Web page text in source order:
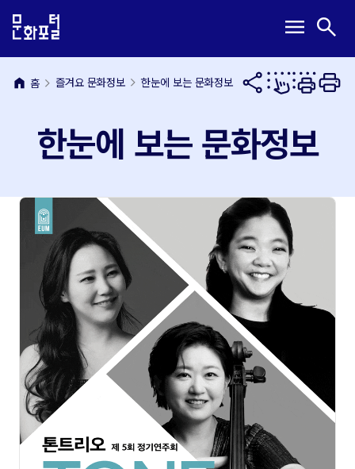
문
내
용
메
뉴
바
메
열
기
menu 검
열
기
search
home 홈 즐겨요 문화정보 한눈에 보는 문화정보
한눈에 보는 문화정보